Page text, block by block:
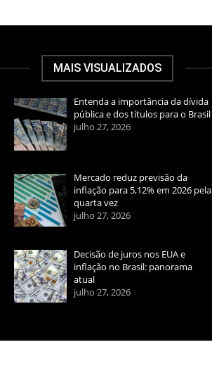
MAIS VISUALIZADOS
Entenda a importância da dívida
pública e dos títulos para o Brasil
julho 27, 2026
Mercado reduz previsão da
inflação para 5,12% em 2026 pela
quarta vez
julho 27, 2026
Decisão de juros nos EUA e
inflação no Brasil: panorama
atual
julho 27, 2026